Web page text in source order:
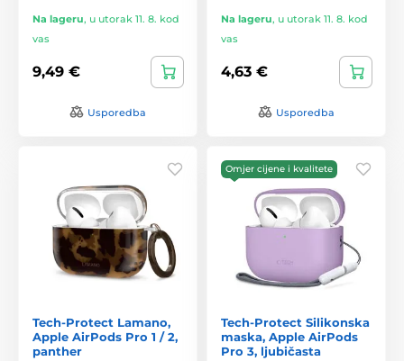
Na lageru, u utorak 11. 8. kod
vas
9,49 €
Usporedba
Na lageru, u utorak 11. 8. kod
vas
4,63 €
Usporedba
Tech-Protect Lamano,
Apple AirPods Pro 1 / 2,
panther
Omjer cijene i kvalitete
Tech-Protect Silikonska
maska, Apple AirPods
Pro 3, ljubičasta